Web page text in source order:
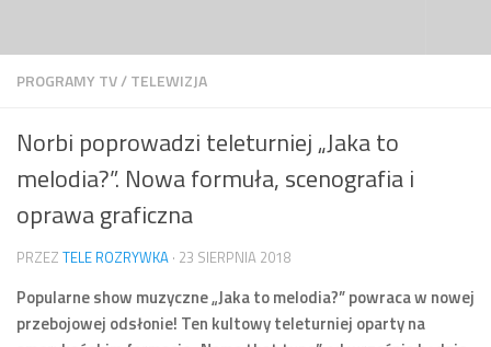
PROGRAMY TV/TELEWIZJA
Norbi poprowadzi teleturniej „Jaka to
melodia?”. Nowa formuła, scenografia i
oprawa graficzna
PRZEZ TELE ROZRYWKA · 23 SIERPNIA 2018
Popularne show muzyczne „Jaka to melodia?” powraca w nowej
przebojowej odsłonie! Ten kultowy teleturniej oparty na